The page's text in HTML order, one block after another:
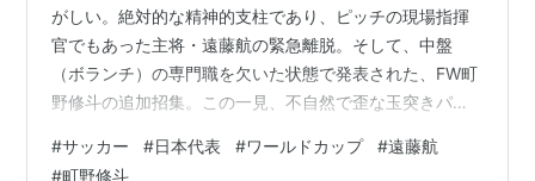
がしい。絶対的な精神的支柱であり、ピッチの現場指揮
官でもあった主将・遠藤航の緊急離脱。そして、中盤
（ボランチ）の専門職を欠いた状態で発表された、FW町
野修斗の追加招集。この一見、不自然で歪な玉突きパズ
視線が交錯している。 世間はこれを、本番直前に起きた
#サッカー #日本代表 #ワールドカップ #遠藤航
#町野修斗